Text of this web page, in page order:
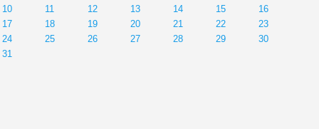
10
11 12 13 14 15
16
17
18 19 20 21 22
23
24
25 26 27 28 29
30
31